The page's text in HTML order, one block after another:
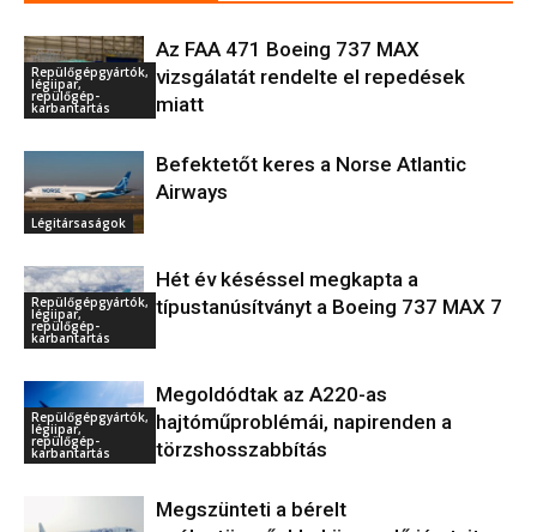
Repülőgépgyártók,
légiipar,
repülőgép-
karbantartás
Az FAA 471 Boeing 737 MAX
vizsgálatát rendelte el repedések
miatt
Légitársaságok
Befektetőt keres a Norse Atlantic
Airways
Repülőgépgyártók,
légiipar,
repülőgép-
karbantartás
Hét év késéssel megkapta a
típustanúsítványt a Boeing 737 MAX 7
Repülőgépgyártók,
légiipar,
repülőgép-
karbantartás
Megoldódtak az A220-as
hajtóműproblémái, napirenden a
törzshosszabbítás
Megszünteti a bérelt